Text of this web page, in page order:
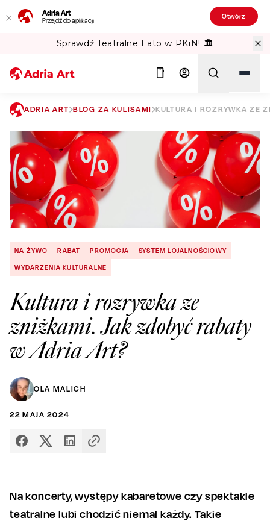
Adria Art
Przejdź do aplikacji Otwórz
Sprawdź Teatralne Lato w PKiN! 🏛️
Szukaj
ADRIA ART BLOG ZA KULISAMI KULTURA I ROZRYWKA ZE
NA ŻYWO RABAT PROMOCJA
SYSTEM LOJALNOŚCIOWY
WYDARZENIA KULTURALNE
Kultura i rozrywka ze
zniżkami. Jak zdobyć rabaty
w Adria Art?
OLA MALICH
22 MAJA 2024
Na koncerty, występy kabaretowe czy spektakle
teatralne lubi chodzić niemal każdy. Takie